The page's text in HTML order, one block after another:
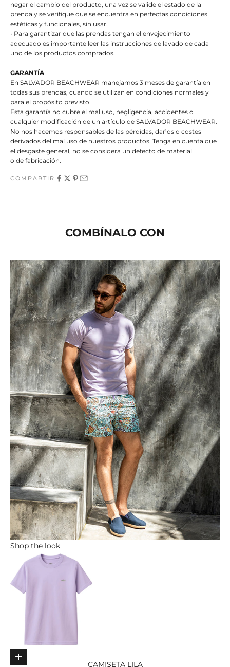
negar el cambio del producto, una vez se valide el estado de la
prenda y se verifique que se encuentra en perfectas condiciones
estéticas y funcionales, sin usar.
• Para garantizar que las prendas tengan el envejecimiento
adecuado es importante leer las instrucciones de lavado de cada
uno de los productos comprados.
GARANTÍA
En SALVADOR BEACHWEAR manejamos 3 meses de garantía en
todas sus prendas, cuando se utilizan en condiciones normales y
para el propósito previsto.
Esta garantía no cubre el mal uso, negligencia, accidentes o
cualquier modificación de un artículo de SALVADOR BEACHWEAR.
No nos hacemos responsables de las pérdidas, daños o costes
derivados del mal uso de nuestros productos. Tenga en cuenta que
el desgaste general, no se considera un defecto de material
o de fabricación.
COMPARTIR
COMBÍNALO CON
Shop the look
Elige opciones
CAMISETA LILA